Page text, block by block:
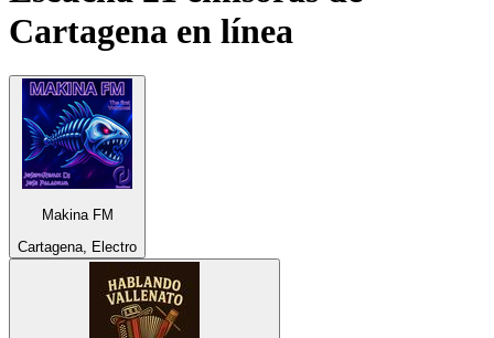
Cartagena en línea
Makina FM
Cartagena, Electro